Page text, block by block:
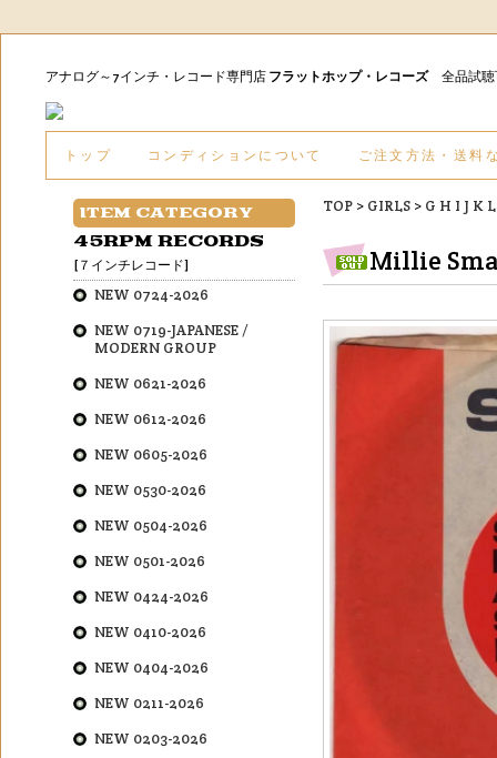
アナログ～7インチ・レコード専門店 フラットホップ・レコーズ全品試
トップ コンディションについて ご注文方法・送料
TOP > GIRLS > G H I J K
Millie
ITEM CATEGORY
45RPM RECORDS
[７インチレコード]
NEW 0724-2026
NEW 0719-JAPANESE /
MODERN GROUP
NEW 0621-2026
NEW 0612-2026
NEW 0605-2026
NEW 0530-2026
NEW 0504-2026
NEW 0501-2026
NEW 0424-2026
NEW 0410-2026
NEW 0404-2026
NEW 0211-2026
NEW 0203-2026